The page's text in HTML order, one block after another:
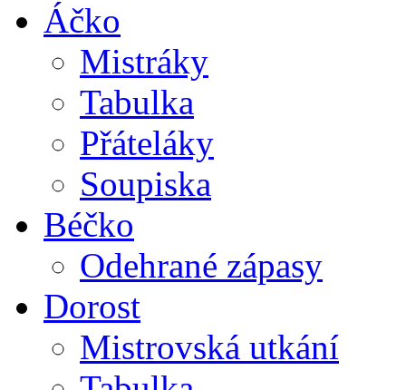
Áčko
Mistráky
Tabulka
Přáteláky
Soupiska
Béčko
Odehrané zápasy
Dorost
Mistrovská utkání